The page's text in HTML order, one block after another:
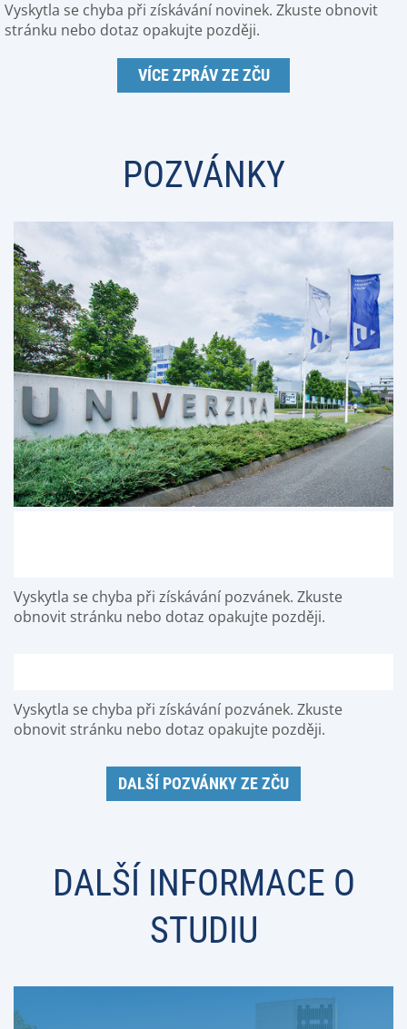
Vyskytla se chyba při získávání novinek. Zkuste obnovit
stránku nebo dotaz opakujte později.
VÍCE ZPRÁV ZE ZČU
POZVÁNKY
Vyskytla se chyba při získávání pozvánek. Zkuste
obnovit stránku nebo dotaz opakujte později.
Vyskytla se chyba při získávání pozvánek. Zkuste
obnovit stránku nebo dotaz opakujte později.
DALŠÍ POZVÁNKY ZE ZČU
DALŠÍ INFORMACE O
STUDIU